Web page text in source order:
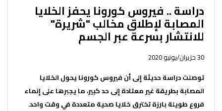
دراسة .. فيروس كورونا يحفز الخلايا
المصابة لإطلاق مخالب "شريرة"
للانتشار بسرعة عبر الجسم
30 حزيران/يونيو 2020
توصلت دراسة حديثة إلى أن فيروس كورونا يحول الخلايا
المصابة بطريقة غير معتادة إلى حد كبير، ما يجبرها على إنماء
فروع طويلة بارزة تخترق خلايا صحية متعددة في وقت واحد.